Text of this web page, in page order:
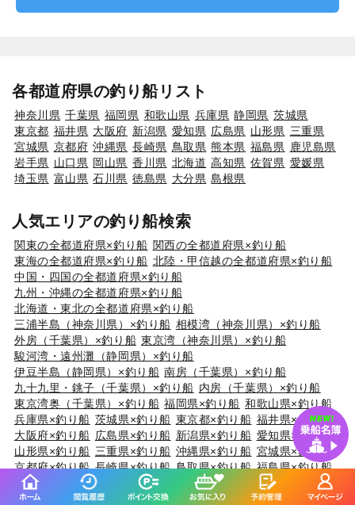
各都道府県の釣り船リスト
神奈川県 千葉県 福岡県 和歌山県 兵庫県 静岡県 茨城県
東京都 福井県 大阪府 新潟県 愛知県 広島県 山形県 三重県
宮城県 京都府 沖縄県 長崎県 鳥取県 熊本県 福島県
鹿児島県
岩手県 山口県 岡山県 香川県 北海道 高知県 佐賀県 愛媛県
埼玉県 富山県 石川県 徳島県 大分県 島根県
人気エリアの釣り船検索
関東の全都道府県×釣り船 関西の全都道府県×釣り船
東海の全都道府県×釣り船 北陸・甲信越の全都道府県×釣り船
中国・四国の全都道府県×釣り船
九州・沖縄の全都道府県×釣り船
北海道・東北の全都道府県×釣り船
三浦半島（神奈川県）×釣り船 相模湾（神奈川県）×釣り船
外房（千葉県）×釣り船 東京湾（神奈川県）×釣り船
駿河湾・遠州灘（静岡県）×釣り船
伊豆半島（静岡県）×釣り船 南房（千葉県）×釣り船
九十九里・銚子（千葉県）×釣り船 内房（千葉県）×釣り船
東京湾奥（千葉県）×釣り船 福岡県×釣り船 和歌山県×釣り船
兵庫県×釣り船 茨城県×釣り船 東京都×釣り船 福井県×釣り船
大阪府×釣り船 広島県×釣り船 新潟県×釣り船 愛知県×釣り船
山形県×釣り船 三重県×釣り船 沖縄県×釣り船 宮城県×釣り船
京都府×釣り船 長崎県×釣り船 鳥取県×釣り船 福島県×釣り船
熊本県×釣り船 岡山県×釣り船 北海道 ×釣り船
山口県×釣り船
香川県×釣り船 鹿児島県×釣り船 岩手県×釣り船